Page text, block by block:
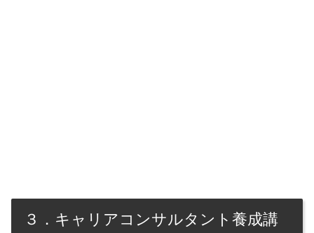
３．キャリアコンサルタント養成講